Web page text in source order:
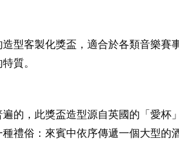
型客製化獎盃，適合於各類音樂
質。
的，此獎盃造型源自英國的「愛
禮俗：來賓中依序傳遞一個大型